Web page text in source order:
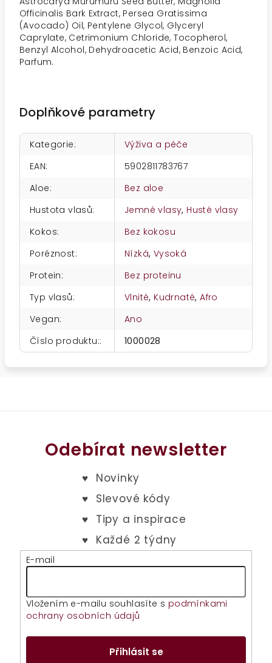
Officinalis Bark Extract, Persea Gratissima
(Avocado) Oil, Pentylene Glycol, Glyceryl
Caprylate, Cetrimonium Chloride, Tocopherol,
Benzyl Alcohol, Dehydroacetic Acid, Benzoic Acid,
Parfum.
Doplňkové parametry
Kategorie:
Výživa a péče
EAN:
5902811783767
Aloe:
Bez aloe
Hustota vlasů: Jemné vlasy, Husté vlasy
Kokos:
Bez kokosu
Poréznost: Nízká, Vysoká
Protein:
Bez proteinu
Typ vlasů: Vlnité, Kudrnaté,Afro
Vegan:
Ano
Číslo produktu:: 1000028
Odebírat newsletter
E-mail
Vložením e-mailu souhlasíte s podmínkami
ochrany osobních údajů
Přihlásit se